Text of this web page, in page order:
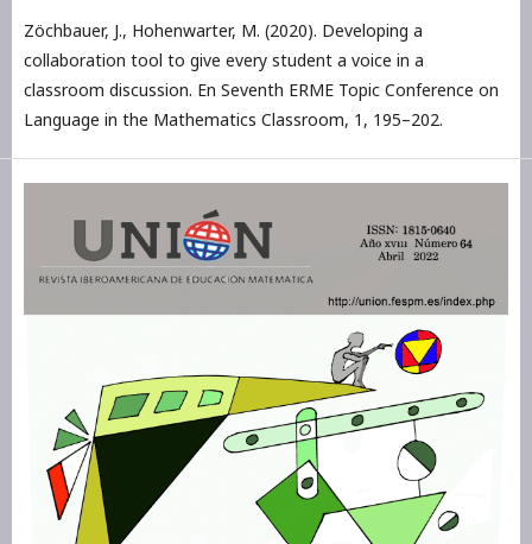
Zöchbauer, J., Hohenwarter, M. (2020). Developing a
collaboration tool to give every student a voice in a
classroom discussion. En Seventh ERME Topic Conference on
Language in the Mathematics Classroom, 1, 195–202.